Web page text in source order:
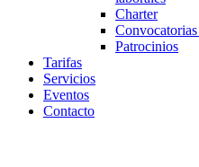
Charter
Patrocinios
Tarifas
Servicios
Eventos
Contacto